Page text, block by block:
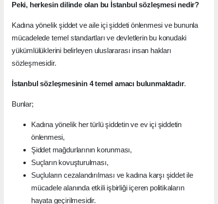
Peki, herkesin dilinde olan bu İstanbul sözleşmesi nedir?
Kadına yönelik şiddet ve aile içi şiddeti önlenmesi ve bununla
mücadelede temel standartları ve devletlerin bu konudaki
yükümlülüklerini belirleyen uluslararası insan hakları
sözleşmesidir.
İstanbul sözleşmesinin 4 temel amacı bulunmaktadır.
Bunlar;
Kadına yönelik her türlü şiddetin ve ev içi şiddetin
önlenmesi,
Şiddet mağdurlarının korunması,
Suçların kovuşturulması,
Suçluların cezalandırılması ve kadına karşı şiddet ile
mücadele alanında etkili işbirliği içeren politikaların
hayata geçirilmesidir.